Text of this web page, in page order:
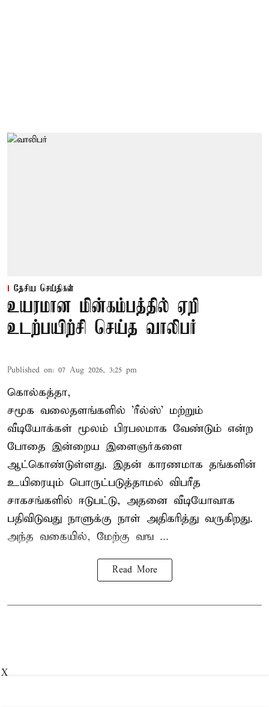
தேசிய செய்திகள்
உயரமான மின்கம்பத்தில் ஏறி
உடற்பயிற்சி செய்த வாலிபர்
Published on: 07 Aug 2026, 3:25 pm
கொல்கத்தா,
சமூக வலைதளங்களில் 'ரீல்ஸ்' மற்றும்
வீடியோக்கள் மூலம் பிரபலமாக வேண்டும் என்ற
போதை இன்றைய இளைஞர்களை
ஆட்கொண்டுள்ளது. இதன் காரணமாக தங்களின்
உயிரையும் பொருட்படுத்தாமல் விபரீத
சாகசங்களில் ஈடுபட்டு, அதனை வீடியோவாக
பதிவிடுவது நாளுக்கு நாள் அதிகரித்து வருகிறது.
அந்த வகையில், மேற்கு வங ...
Read More
X